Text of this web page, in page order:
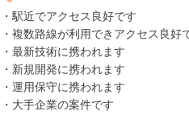
・駅近でアクセス良好です
・複数路線が利用できアクセス良好
・最新技術に携われます
・新規開発に携われます
・運用保守に携われます
・大手企業の案件です